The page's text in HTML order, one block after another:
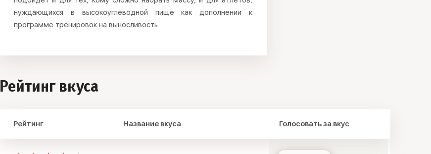
нуждающихся в высокоуглеводной пище как дополнении к
программе тренировок на выносливость.
Рейтинг вкуса
Рейтинг Название вкуса Голосовать за вкус